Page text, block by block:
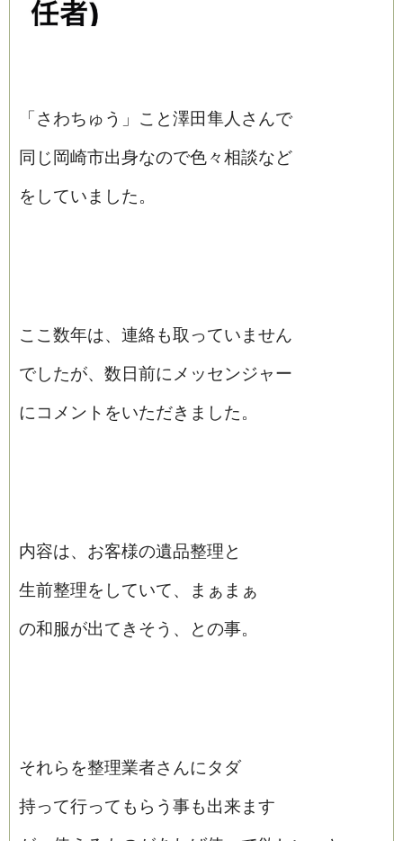
「さわちゅう」こと澤田隼人さんで
同じ岡崎市出身なので色々相談など
をしていました。
ここ数年は、連絡も取っていません
でしたが、数日前にメッセンジャー
にコメントをいただきました。
内容は、お客様の遺品整理と
生前整理をしていて、まぁまぁ
の和服が出てきそう、との事。
それらを整理業者さんにタダ
持って行ってもらう事も出来ます